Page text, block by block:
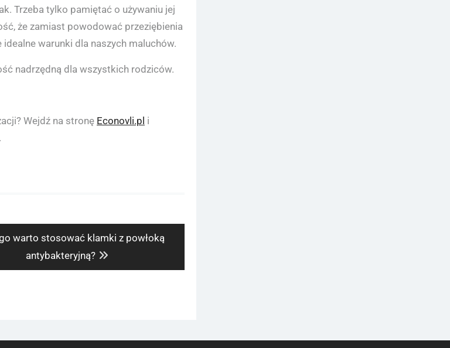
Trzeba tylko pamiętać o używaniu jej
że zamiast powodować przeziębienia
warunki dla naszych maluchów.
nadrzędną dla wszystkich rodziców.
Wejdź na stronę Econovli.pl i
warto stosować klamki z powłoką
antybakteryjną?